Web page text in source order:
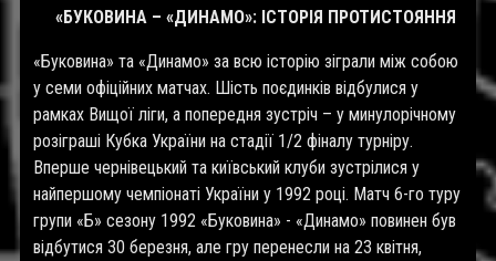
«БУКОВИНА – «ДИНАМО»: ІСТОРІЯ ПРОТИСТОЯННЯ
«Буковина» та «Динамо» за всю історію зіграли між собою
у семи офіційних матчах. Шість поєдинків відбулися у
рамках Вищої ліги, а попередня зустріч – у минулорічному
розіграші Кубка України на стадії 1/2 фіналу турніру.
Вперше чернівецький та київський клуби зустрілися у
найпершому чемпіонаті України у 1992 році. Матч 6-го туру
групи «Б» сезону 1992 «Буковина» - «Динамо» повинен був
відбутися 30 березня, але гру перенесли на 23 квітня,